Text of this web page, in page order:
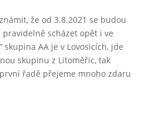
že od 3.8.2021 se budou
scházet opět i ve
skupina AA je v Lovosicích, jde
skupinu z Litoměřic, tak
řadě přejeme mnoho zdaru